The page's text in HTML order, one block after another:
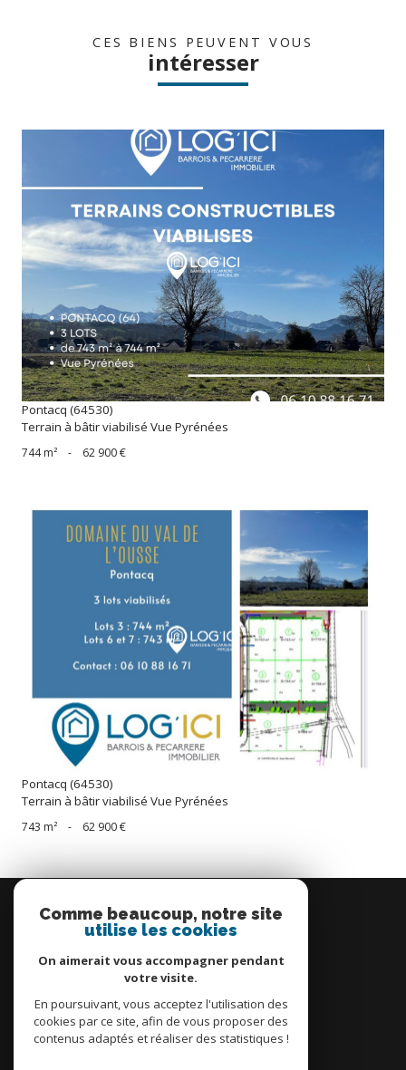
CES BIENS PEUVENT VOUS
intéresser
voir le bien
Pontacq (64530)
Terrain à bâtir viabilisé Vue Pyrénées
744 m² - 62 900 €
voir le bien
Pontacq (64530)
Terrain à bâtir viabilisé Vue Pyrénées
743 m² - 62 900 €
connecter
espace propriétaire
Comme beaucoup, notre site
utilise les cookies
On aimerait vous accompagner pendant
votre visite.
En poursuivant, vous acceptez l'utilisation des
cookies par ce site, afin de vous proposer des
contenus adaptés et réaliser des statistiques !